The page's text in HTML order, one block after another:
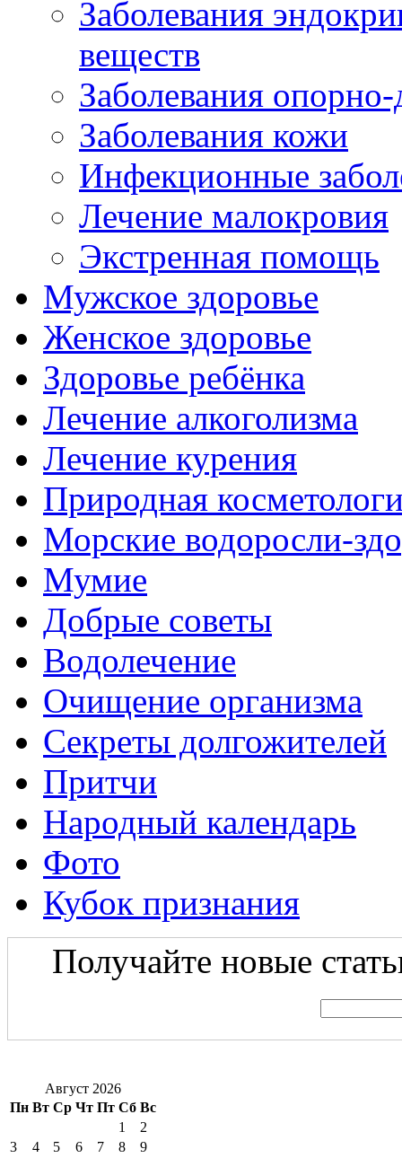
Заболевания
веществ
Заболевания опорно-
Заболевания кожи
Инфекционные
Лечение малокровия
Экстренная помощь
Мужское здоровье
Женское здоровье
Здоровье ребёнка
Лечение алкоголизма
Лечение курения
Природная
Морские водоросли-
Мумие
Добрые советы
Водолечение
Очищение организма
Секреты долгожителей
Притчи
Народный календарь
Фото
Кубок признания
Получайте новые
Август 2026
Пн Вт Ср Чт Пт Сб Вс
1
2
3
4 5 6 7 8
9